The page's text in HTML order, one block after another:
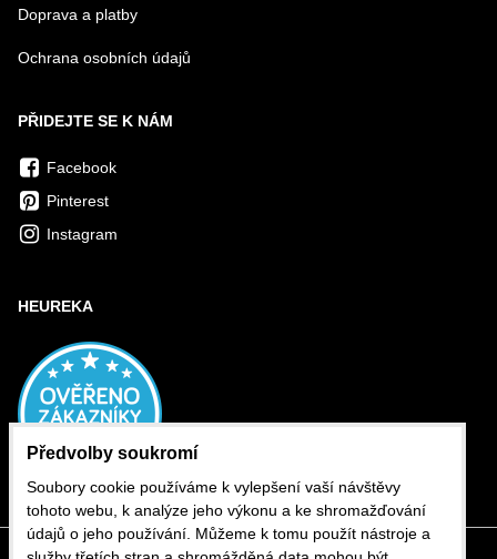
Doprava a platby
Ochrana osobních údajů
PŘIDEJTE SE K NÁM
Facebook
Pinterest
Instagram
HEUREKA
Předvolby soukromí
Soubory cookie používáme k vylepšení vaší návštěvy
tohoto webu, k analýze jeho výkonu a ke shromažďování
údajů o jeho používání. Můžeme k tomu použít nástroje a